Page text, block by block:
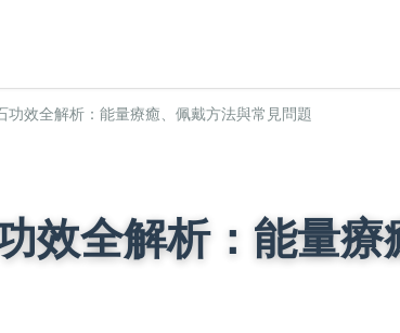
功效全解析：能量療癒、佩戴方法與常見問題
效全解析：能量